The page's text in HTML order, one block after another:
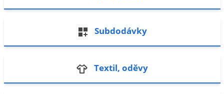
Subdodávky
Textil, oděvy